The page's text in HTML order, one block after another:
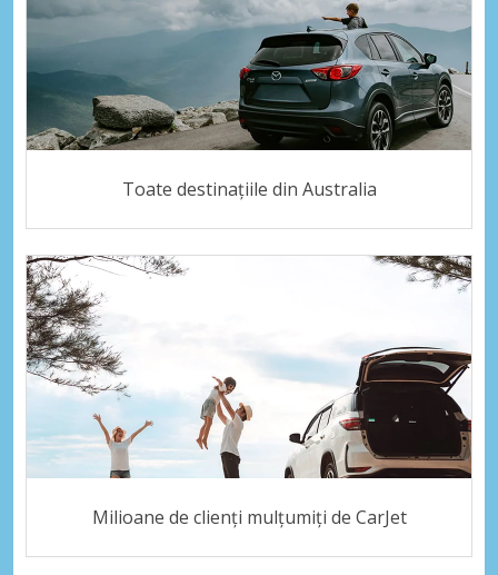
Toate destinațiile din Australia
Milioane de clienți mulțumiți de CarJet